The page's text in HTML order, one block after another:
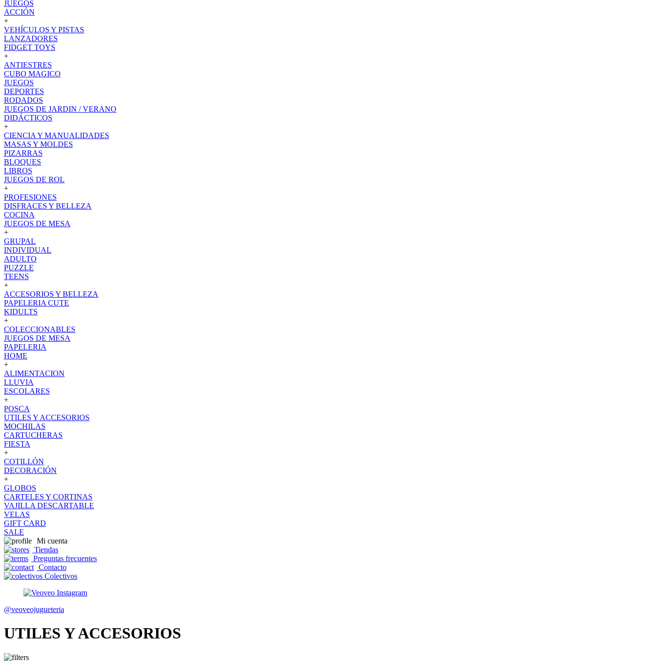
JUEGOS
ACCIÓN
+
VEHÍCULOS Y PISTAS
LANZADORES
FIDGET TOYS
+
ANTIESTRES
CUBO MAGICO
JUEGOS
DEPORTES
RODADOS
JUEGOS DE JARDIN / VERANO
DIDÁCTICOS
+
CIENCIA Y MANUALIDADES
MASAS Y MOLDES
PIZARRAS
BLOQUES
LIBROS
JUEGOS DE ROL
+
PROFESIONES
DISFRACES Y BELLEZA
COCINA
JUEGOS DE MESA
+
GRUPAL
INDIVIDUAL
ADULTO
PUZZLE
TEENS
+
ACCESORIOS Y BELLEZA
PAPELERIA CUTE
KIDULTS
+
COLECCIONABLES
JUEGOS DE MESA
PAPELERIA
HOME
+
ALIMENTACION
LLUVIA
ESCOLARES
+
POSCA
UTILES Y ACCESORIOS
MOCHILAS
CARTUCHERAS
FIESTA
+
COTILLÓN
DECORACIÓN
+
GLOBOS
CARTELES Y CORTINAS
VAJILLA DESCARTABLE
VELAS
GIFT CARD
SALE
Mi cuenta
Tiendas
Preguntas frecuentes
Contacto
Colectivos
@veoveojugueteria
UTILES Y ACCESORIOS